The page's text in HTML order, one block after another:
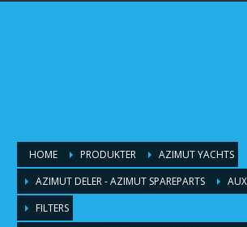
HOME PRODUKTER
AZIMUT YACHTS
AZIMUT DELER - AZIMUT SPAREPARTS
FILTERS